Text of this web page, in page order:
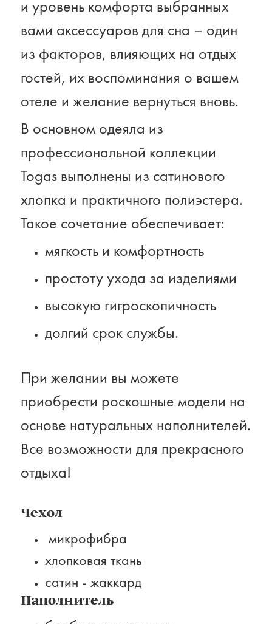
О компании
Доставка
Контакты
Возврат
и уровень комфорта выбранных
вами аксессуаров для сна – один
из факторов, влияющих на отдых
гостей, их воспоминания о вашем
отеле и желание вернуться вновь.
В основном одеяла из
профессиональной коллекции
Togas выполнены из сатинового
хлопка и практичного полиэстера.
Такое сочетание обеспечивает:
мягкость и комфортность
простоту ухода за изделиями
высокую гигроскопичность
долгий срок службы.
При желании вы можете
приобрести роскошные модели на
основе натуральных наполнителей.
Все возможности для прекрасного
отдыха!
Чехол
микрофибра
хлопковая ткань
сатин - жаккард
Наполнитель